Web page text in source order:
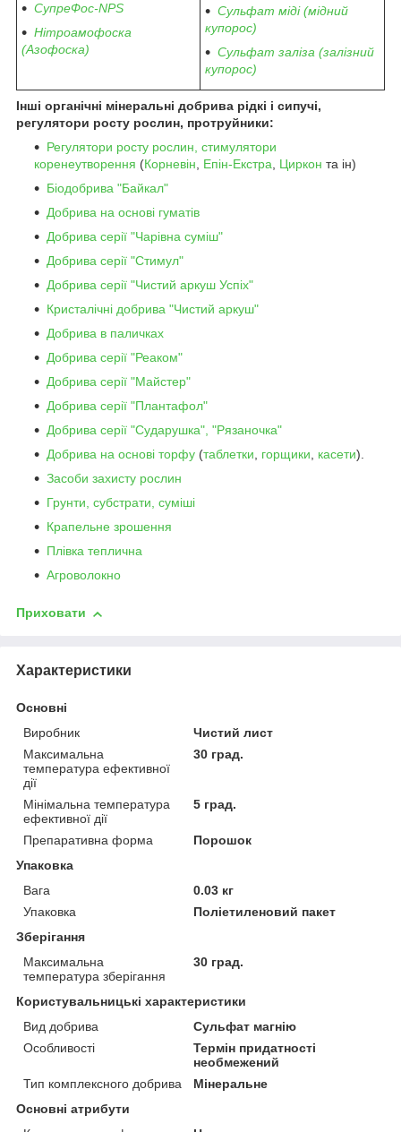
СупреФос-NPS
Нітроамофоска
(Азофоска)
Сульфат міді (мідний
купорос)
Сульфат заліза (залізний
купорос)
Інші органічні мінеральні добрива рідкі і сипучі,
регулятори росту рослин, протруйники:
Регулятори росту рослин, стимулятори
коренеутворення (Корневін, Епін-Екстра, Циркон та ін)
Біодобрива "Байкал"
Добрива на основі гуматів
Добрива серії "Чарівна суміш"
Добрива серії "Стимул"
Добрива серії "Чистий аркуш Успіх"
Кристалічні добрива "Чистий аркуш"
Добрива в паличках
Добрива серії "Реаком"
Добрива серії "Майстер"
Добрива серії "Плантафол"
Добрива серії "Сударушка", "Рязаночка"
Добрива на основі торфу (таблетки, горщики, касети).
Засоби захисту рослин
Грунти, субстрати, суміші
Крапельне зрошення
Плівка теплична
Агроволокно
Приховати
Характеристики
Основні
Виробник
Чистий лист
Максимальна
температура ефективної
дії
30 град.
Мінімальна температура
ефективної дії
5 град.
Препаративна форма
Порошок
Упаковка
Вага
0.03 кг
Упаковка
Поліетиленовий пакет
Зберігання
Максимальна
температура зберігання
30 град.
Користувальницькі характеристики
Вид добрива
Сульфат магнію
Особливості
Термін придатності
необмежений
Тип комплексного добрива
Мінеральне
Основні атрибути